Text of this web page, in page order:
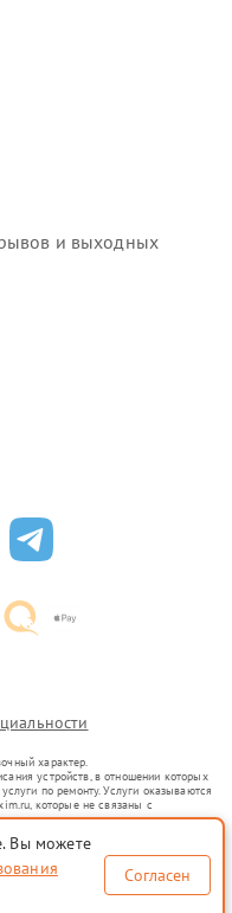
и выходных
характер.
устройств, в отношении которых
по ремонту. Услуги оказываются
которые не связаны с
представителями.
гражданский оборот в соответствии
услуг или введения
о предоставляемых услугах по
офертой, определяемой
Вы можете
Согласен